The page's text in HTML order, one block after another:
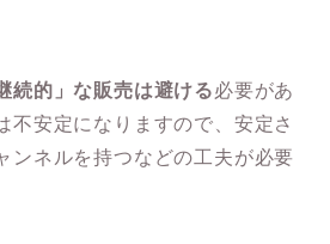
続的」な販売は避ける必要があ
不安定になりますので、安定さ
ンネルを持つなどの工夫が必要